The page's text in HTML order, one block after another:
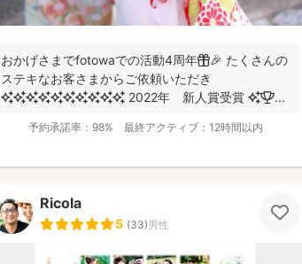
おかげさまでfotowaでの活動4周年🎁🎉 たくさんの
ステキなお客さまからご依頼いただき
✨✨✨✨✨✨✨✨✨✨ 2022年 新人賞受賞 ✨🏆 ...
予約承諾率： 98% 最終アクティブ： 12時間以内
Ricola
5 (33)男性